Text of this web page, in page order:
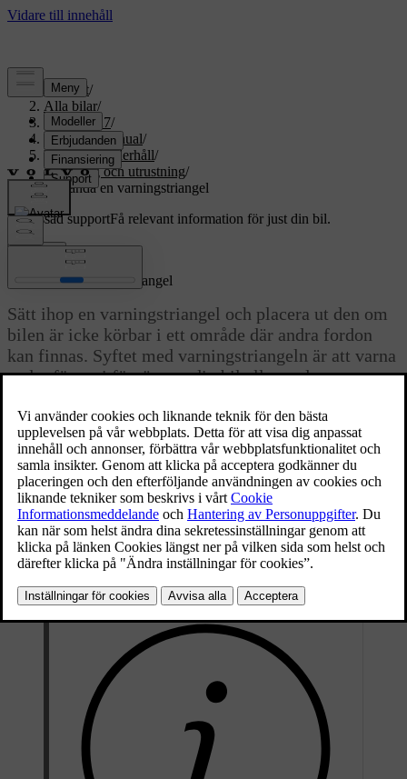
Support/
Alla bilar/
EX60 2027/
Användarmanual/
Vård och underhåll/
Verktyg och utrustning/
Använda en varningstriangel
Anpassad supportFå relevant information för just din bil.
Uppdaterad 2026-03-30
Använda en varningstriangel
Sätt ihop en varningstriangel och placera ut den om
bilen är icke körbar i ett område där andra fordon
kan finnas. Syftet med varningstriangeln är att varna
andra förare i förväg om din bil eller andra
Den hopvikta varningstriangeln i sitt fodral.